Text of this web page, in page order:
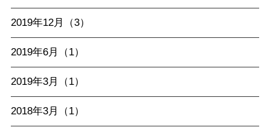
2019年12月（3）
2019年6月（1）
2019年3月（1）
2018年3月（1）